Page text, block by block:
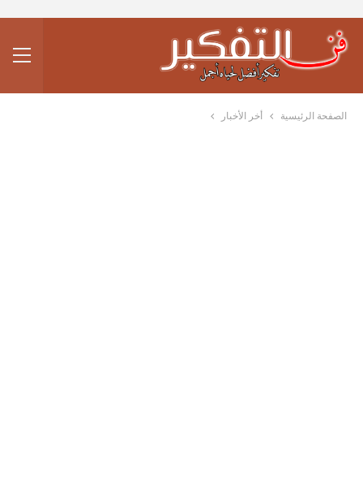
الصفحة الرئيسية أخر الأخبار